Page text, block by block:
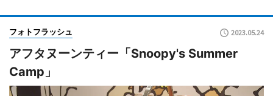
フォトフラッシュ 2023.05.24
アフタヌーンティー「Snoopy's Summer
Camp」